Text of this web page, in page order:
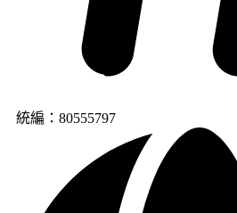
統編：80555797